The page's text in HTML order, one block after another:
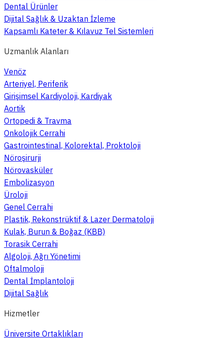
Dental Ürünler
Dijital Sağlık & Uzaktan İzleme
Kapsamlı Kateter & Kılavuz Tel Sistemleri
Uzmanlık Alanları
Venöz
Arteriyel, Periferik
Girişimsel Kardiyoloji, Kardiyak
Aortik
Ortopedi & Travma
Onkolojik Cerrahi
Gastrointestinal, Kolorektal, Proktoloji
Nöroşirurji
Nörovasküler
Embolizasyon
Üroloji
Genel Cerrahi
Plastik, Rekonstrüktif & Lazer Dermatoloji
Kulak, Burun & Boğaz (KBB)
Torasik Cerrahi
Algoloji, Ağrı Yönetimi
Oftalmoloji
Dental İmplantoloji
Dijital Sağlık
Hizmetler
Üniversite Ortaklıkları